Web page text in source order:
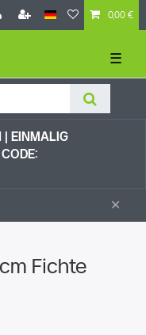
0,00 €
☰
EI NMALIG
CODE:
×
Fichte